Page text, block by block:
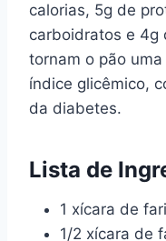
calorias, 5g de
carboidratos e 4g
tornam o pão
índice glicêmico,
da diabetes.
Lista de
1 xícara de
1/2 xícara de